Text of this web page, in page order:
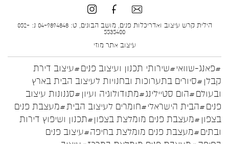
הילית קרש עיצוב ואדריכלות פנים, מושב הבונים, ט: 04-9894848 נ: 052-
5535400
עיצוב אתר מוזי
#פאנג-שוואי#שירותי תכנון ועיצוב פנים#עיצוב דירת
קבלן #סיורים בתערוכות ובחנויות לעיצוב הבית בארץ
ובעולם#הום סטיילינג#מתודולוגיה ועיון #סגנונות עיצוב
פנים#הבית הישראלי#חומרים לעיצוב הבית#מעצבת פנים
בצפון #מעצבת פנים מומלצת בצפון#תכנון ושיפוץ דירות
ובתים#מעצבת פנים מומלצת בחיפה#עיצוב פנים